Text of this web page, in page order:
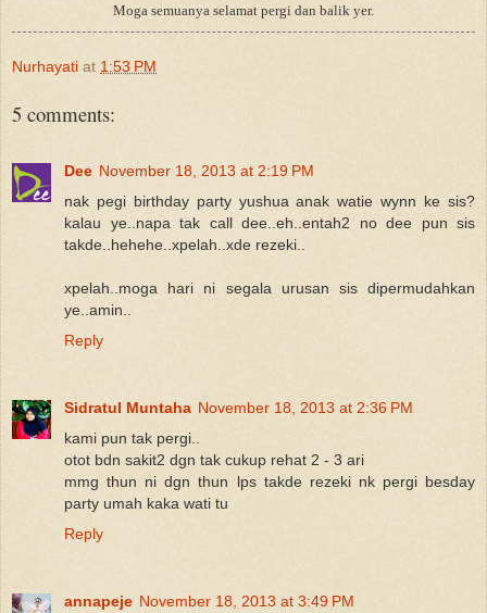
Moga semuanya selamat pergi dan balik yer.
Nurhayati at 1:53 PM
5 comments:
Dee November 18, 2013 at 2:19 PM
nak pegi birthday party yushua anak watie wynn ke sis?
kalau ye..napa tak call dee..eh..entah2 no dee pun sis
takde..hehehe..xpelah..xde rezeki..
xpelah..moga hari ni segala urusan sis dipermudahkan
ye..amin..
Reply
Sidratul Muntaha November 18, 2013 at 2:36 PM
kami pun tak pergi..
otot bdn sakit2 dgn tak cukup rehat 2 - 3 ari
mmg thun ni dgn thun lps takde rezeki nk pergi besday
party umah kaka wati tu
Reply
annapeje November 18, 2013 at 3:49 PM